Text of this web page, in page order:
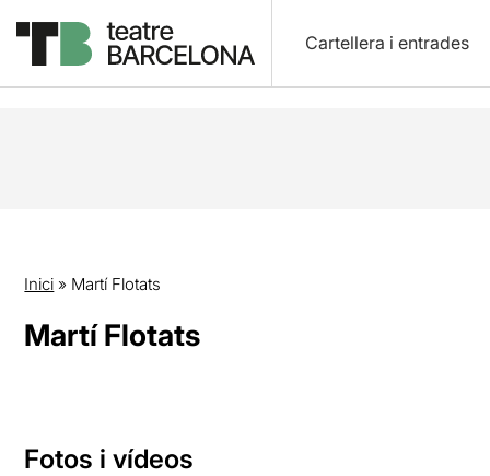
Cartellera i entrades
Inici » Martí Flotats
Martí Flotats
Fotos i vídeos